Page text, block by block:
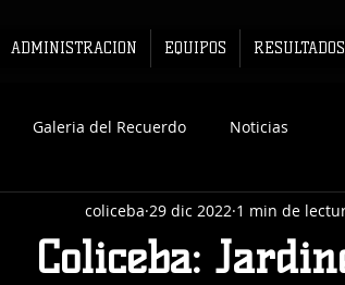
ADMINISTRACION EQUIPOS RESULTADOS
Galeria del Recuerdo Noticias
Coliceba:
coliceba 29 dic 2022 1 min de